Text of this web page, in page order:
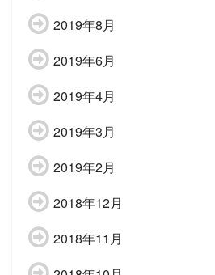
2019年8月
2019年6月
2019年4月
2019年3月
2019年2月
2018年12月
2018年11月